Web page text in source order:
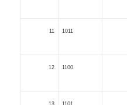
11 1011
12 1100